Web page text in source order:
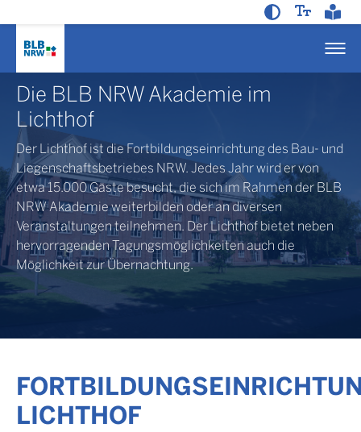
© BLB NRW
Die BLB NRW Akademie im
Lichthof
Der Lichthof ist die Fortbildungseinrichtung des Bau- und
Liegenschaftsbetriebes NRW. Jedes Jahr wird er von
etwa 15.000 Gäste besucht, die sich im Rahmen der BLB
NRW Akademie weiterbilden oder an diversen
Veranstaltungen teilnehmen. Der Lichthof bietet neben
hervorragenden Tagungsmöglichkeiten auch die
Möglichkeit zur Übernachtung.
LICHTHOF